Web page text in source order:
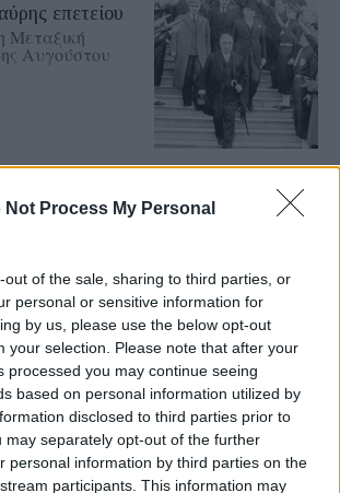
Not Process My Personal
out of the sale, sharing to third parties, or
personal or sensitive information for
by us, please use the below opt-out
your selection. Please note that after your
processed you may continue seeing
based on personal information utilized by
disclosed to third parties prior to
may separately opt-out of the further
personal information by third parties on the
participants. This information may
επετείου
Μεταξική
Αυγούστου
Θρησκευτικό
Ι
δρόμο μας
ΠΟΛΛΑΤΟΥ